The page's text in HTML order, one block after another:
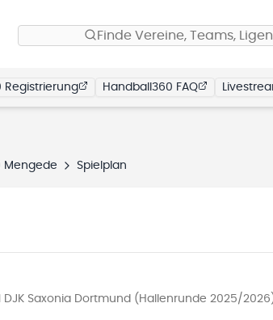
Finde Vereine, Teams,
Registrierung Handball360 FAQ
Mengede Spielplan
DJK Saxonia Dortmund (Hallenrunde 2025/